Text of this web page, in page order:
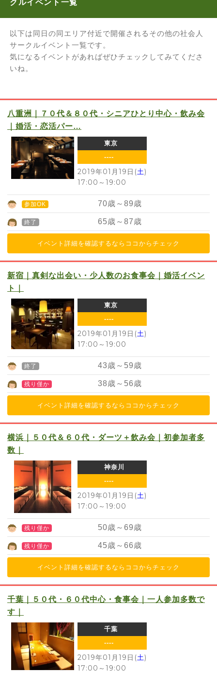
クルイベント一覧
以下は同日の同エリア付近で開催されるその他の社会人
サークルイベント一覧です。
気になるイベントがあればぜひチェックしてみてくださ
いね。
八重洲｜７０代＆８０代・シニアひとり中心・飲み会
｜婚活・恋活パー…
東京
----
2019年01月19日(土)
17:00 ～ 19:00
参加OK 70歳～89歳
終了 65歳～87歳
イベント詳細を確認するならココからチェック
新宿｜真剣な出会い・少人数のお食事会｜婚活イベン
ト｜
東京
----
2019年01月19日(土)
17:00 ～ 19:00
終了 43歳～ 59歳
残り僅か 38歳～ 56歳
イベント詳細を確認するならココからチェック
横浜｜５０代＆６０代・ダーツ＋飲み会｜初参加者多
数｜
神奈川
----
2019年01月19日(土)
17:00 ～ 19:00
残り僅か 50歳～69歳
残り僅か 45歳～66歳
イベント詳細を確認するならココからチェック
千葉｜５０代・６０代中心・食事会｜一人参加多数で
す｜
千葉
----
2019年01月19日(土)
17:00 ～ 19:00